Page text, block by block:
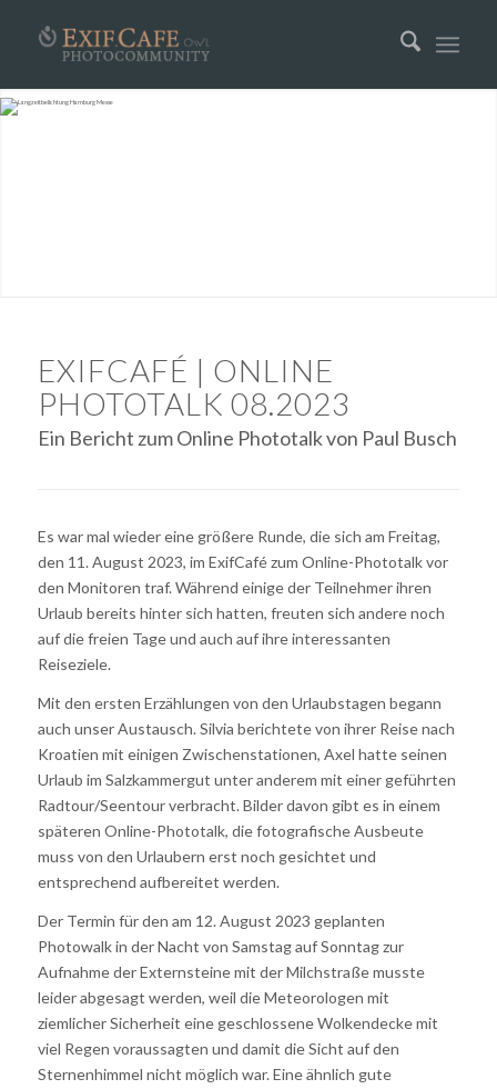
EXIFCAFÉ | ONLINE
PHOTOTALK 08.2023
Ein Bericht zum Online Phototalk von Paul Busch
Es war mal wieder eine größere Runde, die sich am Freitag,
den 11. August 2023, im ExifCafé zum Online-Phototalk vor
den Monitoren traf. Während einige der Teilnehmer ihren
Urlaub bereits hinter sich hatten, freuten sich andere noch
auf die freien Tage und auch auf ihre interessanten
Reiseziele.
Mit den ersten Erzählungen von den Urlaubstagen begann
auch unser Austausch. Silvia berichtete von ihrer Reise nach
Kroatien mit einigen Zwischenstationen, Axel hatte seinen
Urlaub im Salzkammergut unter anderem mit einer geführten
Radtour/Seentour verbracht. Bilder davon gibt es in einem
späteren Online-Phototalk, die fotografische Ausbeute
muss von den Urlaubern erst noch gesichtet und
entsprechend aufbereitet werden.
Der Termin für den am 12. August 2023 geplanten
Photowalk in der Nacht von Samstag auf Sonntag zur
Aufnahme der Externsteine mit der Milchstraße musste
leider abgesagt werden, weil die Meteorologen mit
ziemlicher Sicherheit eine geschlossene Wolkendecke mit
viel Regen voraussagten und damit die Sicht auf den
Sternenhimmel nicht möglich war. Eine ähnlich gute